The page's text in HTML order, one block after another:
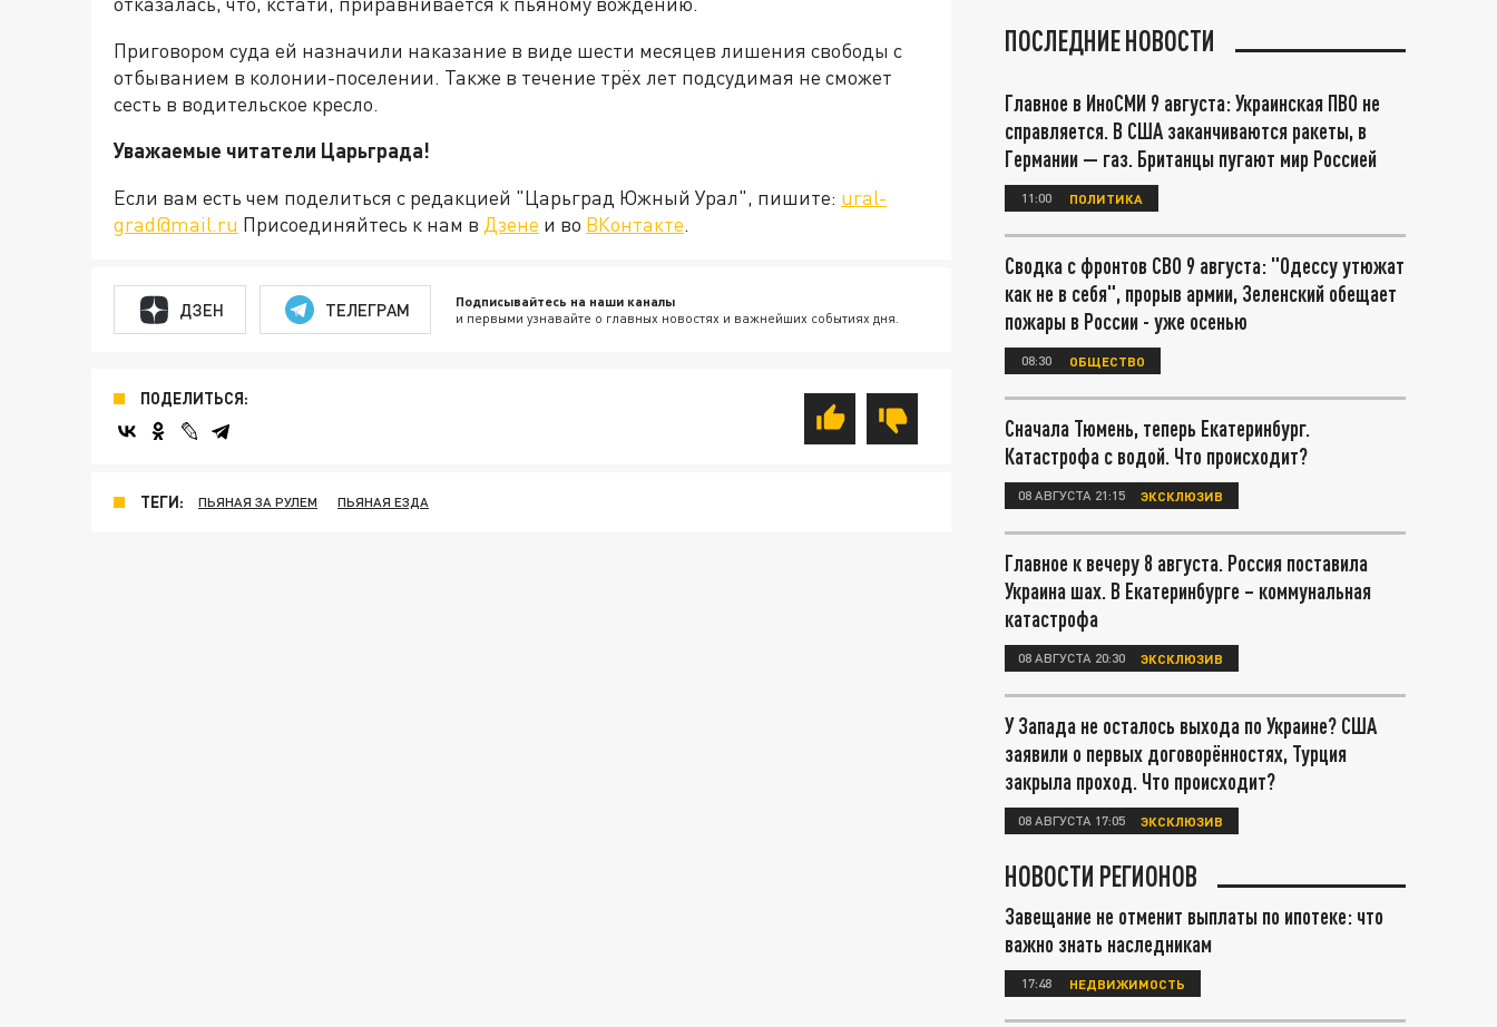
Приговором суда ей назначили наказание в виде шести месяцев лишения свободы с
отбыванием в колонии-поселении. Также в течение трёх лет подсудимая не сможет
сесть в водительское кресло.
Уважаемые читатели Царьграда!
Если вам есть чем поделиться с редакцией "Царьград Южный Урал", пишите: ural-
grad@mail.ru Присоединяйтесь к нам в Дзене и во ВКонтакте.
ДЗЕН ТЕЛЕГРАМ Подписывайтесь на наши каналы
и первыми узнавайте о главных новостях и важнейших событиях дня.
ПОДЕЛИТЬСЯ:
ТЕГИ: ПЬЯНАЯ ЗА РУЛЕМ ПЬЯНАЯ ЕЗДА
ПОСЛЕДНИЕ НОВОСТИ
Главное в ИноСМИ 9 августа: Украинская ПВО не
справляется. В США заканчиваются ракеты, в
Германии — газ. Британцы пугают мир Россией
11:00 ПОЛИТИКА
Сводка с фронтов СВО 9 августа: "Одессу утюжат
как не в себя", прорыв армии, Зеленский обещает
пожары в России - уже осенью
08:30 ОБЩЕСТВО
Сначала Тюмень, теперь Екатеринбург.
Катастрофа с водой. Что происходит?
08 АВГУСТА 21:15 ЭКСКЛЮЗИВ
Главное к вечеру 8 августа. Россия поставила
Украина шах. В Екатеринбурге – коммунальная
катастрофа
08 АВГУСТА 20:30 ЭКСКЛЮЗИВ
У Запада не осталось выхода по Украине? США
заявили о первых договорённостях, Турция
закрыла проход. Что происходит?
08 АВГУСТА 17:05 ЭКСКЛЮЗИВ
НОВОСТИ РЕГИОНОВ
Завещание не отменит выплаты по ипотеке: что
важно знать наследникам
17:48 НЕДВИЖИМОСТЬ